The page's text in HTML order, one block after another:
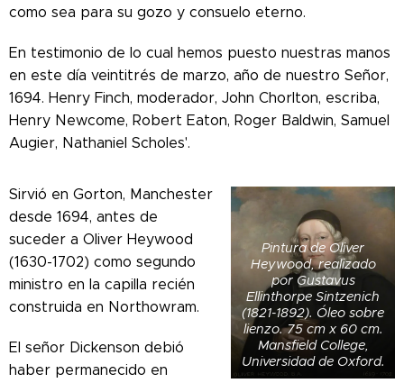
como sea para su gozo y consuelo eterno.
En testimonio de lo cual hemos puesto nuestras manos
en este día veintitrés de marzo, año de nuestro Señor,
1694. Henry Finch, moderador, John Chorlton, escriba,
Henry Newcome, Robert Eaton, Roger Baldwin, Samuel
Augier, Nathaniel Scholes'.
Pintura de Oliver
Heywood, realizado
por Gustavus
Ellinthorpe Sintzenich
(1821-1892). Óleo sobre
lienzo. 75 cm x 60 cm.
Mansfield College,
Universidad de Oxford.
Sirvió en Gorton, Manchester
desde 1694, antes de
suceder a Oliver Heywood
(1630-1702) como segundo
ministro en la capilla recién
construida en Northowram.
El señor Dickenson debió
haber permanecido en